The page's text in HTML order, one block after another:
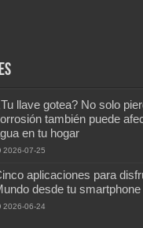
llave gotea? No solo
también puede
en tu hogar
2026-07-25
aplicaciones para
desde tu smartphone
2026-06-24